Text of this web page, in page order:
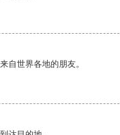
自世界各地的朋友。